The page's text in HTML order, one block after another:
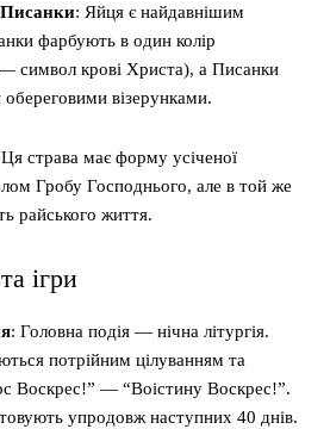
: Яйця є найдавнішим
фарбують в один колір
символ крові Христа), а Писанки
візерунками.
Ця страва має форму усіченої
Гробу Господнього, але в той же
райського життя.
ігри
: Головна подія — нічна літургія.
потрійним цілуванням та
Воскрес!” — “Воістину Воскрес!”.
упродовж наступних 40 днів.